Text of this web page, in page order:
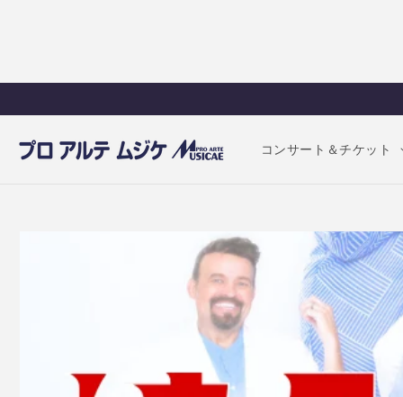
コンサート＆チケット